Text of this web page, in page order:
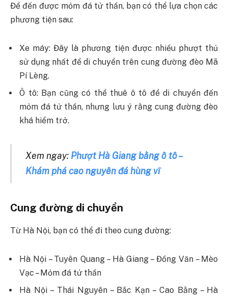
Để đến được mỏm đá tử thần, bạn có thể lựa chọn các
phương tiện sau:
Xe máy: Đây là phương tiện được nhiều phượt thủ
sử dụng nhất để di chuyển trên cung đường đèo Mã
Pí Lèng.
Ô tô: Bạn cũng có thể thuê ô tô để di chuyển đến
mỏm đá tử thần, nhưng lưu ý rằng cung đường đèo
khá hiểm trở.
Xem ngay: Phượt Hà Giang bằng ô tô –
Khám phá cao nguyên đá hùng vĩ
Cung đường di chuyển
Từ Hà Nội, bạn có thể đi theo cung đường:
Hà Nội – Tuyên Quang – Hà Giang – Đồng Văn – Mèo
Vạc – Mỏm đá tử thần
Hà Nội – Thái Nguyên – Bắc Kạn – Cao Bằng – Hà